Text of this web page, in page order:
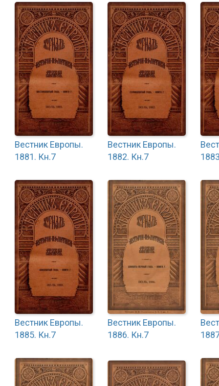
Вестник Европы.
1881. Кн.7
Вестник Европы.
1882. Кн.7
Вестник Европы.
1885. Кн.7
Вестник Европы.
1886. Кн.7